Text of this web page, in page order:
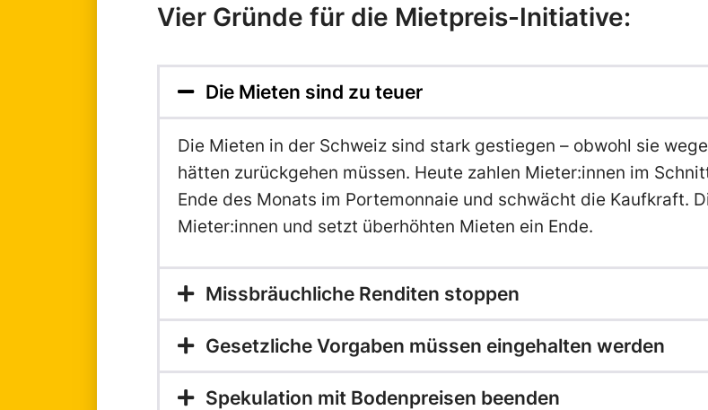
Vier Gründe für die Mietpreis-Initiative:
Die Mieten sind zu teuer
Die Mieten in der Schweiz sind stark gestiegen – obwohl sie
hätten zurückgehen müssen. Heute zahlen Mieter:innen im
Ende des Monats im Portemonnaie und schwächt die Kaufkraft.
Mieter:innen und setzt überhöhten Mieten ein Ende.
Missbräuchliche Renditen stoppen
Gesetzliche Vorgaben müssen eingehalten werden
Spekulation mit Bodenpreisen beenden